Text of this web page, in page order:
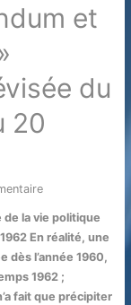
et
du
20
/ Par
de la vie politique
En réalité, une
dès l’année 1960,
1962 ;
fait que précipiter